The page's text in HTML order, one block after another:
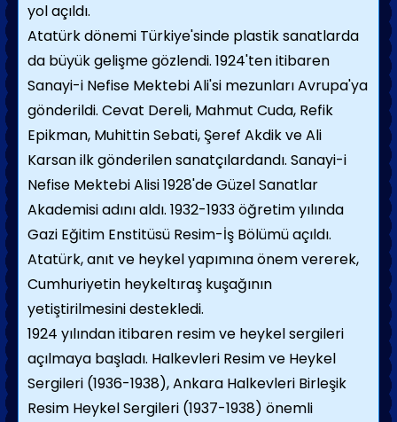
yol açıldı.
Atatürk dönemi Türkiye'sinde plastik sanatlarda
da büyük gelişme gözlendi. 1924'ten itibaren
Sanayi-i Nefise Mektebi Ali'si mezunları Avrupa'ya
gönderildi. Cevat Dereli, Mahmut Cuda, Refik
Epikman, Muhittin Sebati, Şeref Akdik ve Ali
Karsan ilk gönderilen sanatçılardandı. Sanayi-i
Nefise Mektebi Alisi 1928'de Güzel Sanatlar
Akademisi adını aldı. 1932-1933 öğretim yılında
Gazi Eğitim Enstitüsü Resim-İş Bölümü açıldı.
Atatürk, anıt ve heykel yapımına önem vererek,
Cumhuriyetin heykeltıraş kuşağının
yetiştirilmesini destekledi.
1924 yılından itibaren resim ve heykel sergileri
açılmaya başladı. Halkevleri Resim ve Heykel
Sergileri (1936-1938), Ankara Halkevleri Birleşik
Resim Heykel Sergileri (1937-1938) önemli